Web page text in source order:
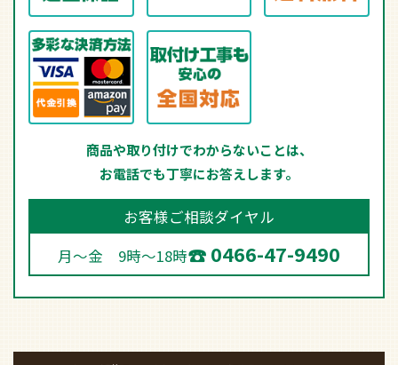
商品や取り付けでわからないことは、
お電話でも丁寧にお答えします。
お客様ご相談ダイヤル
月～金 9時～18時
0466-47-9490